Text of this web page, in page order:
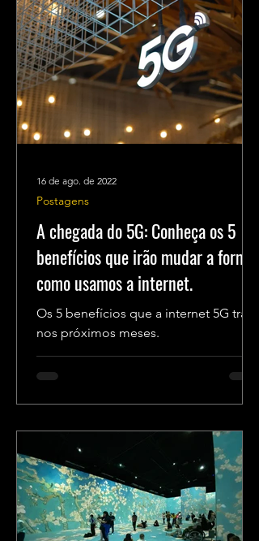
A chegada do 5G: Conheça os 5
benefícios que irão mudar a forma
como usamos a internet.
Os 5 benefícios que a internet 5G trará
nos próximos meses.
Postagens
16 de ago. de 2022